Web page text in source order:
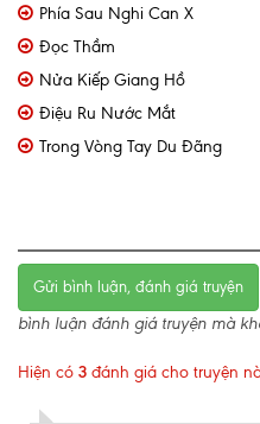
Phía Sau Nghi Can X
Đọc Thầm
Nửa Kiếp Giang Hồ
Điệu Ru Nước Mắt
Trong Vòng Tay Du Đãng
Gửi bình luận, đánh giá truyện
bình luận đánh giá truyện mà
Hiện có 3 đánh giá cho truyện